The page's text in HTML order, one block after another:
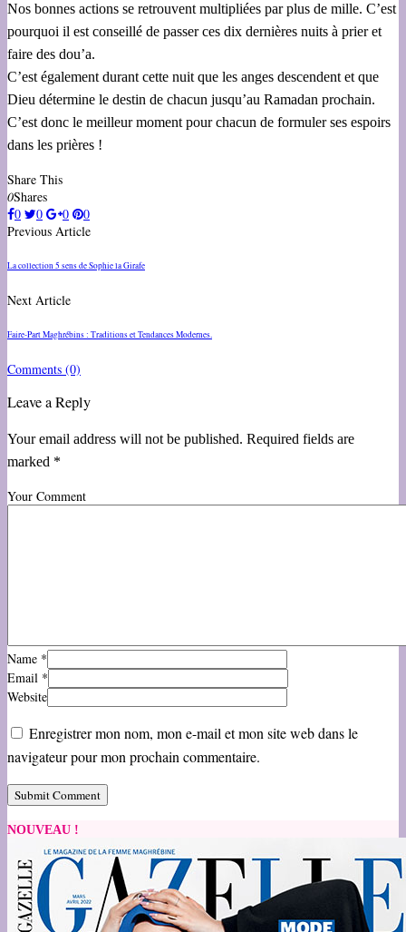
Nos bonnes actions se retrouvent multipliées par plus de mille. C’est
pourquoi il est conseillé de passer ces dix dernières nuits à prier et
faire des dou’a.
C’est également durant cette nuit que les anges descendent et que
Dieu détermine le destin de chacun jusqu’au Ramadan prochain.
C’est donc le meilleur moment pour chacun de formuler ses espoirs
dans les prières !
Share This
0Shares
0
0 0
0
Previous Article
La collection 5 sens de Sophie la Girafe
Next Article
Faire-Part Maghrébins : Traditions et Tendances Modernes.
Comments (0)
Leave a Reply
Your email address will not be published. Required fields are
marked *
Your Comment
Name *
Email *
Website
Enregistrer mon nom, mon e-mail et mon site web dans le
navigateur pour mon prochain commentaire.
NOUVEAU !